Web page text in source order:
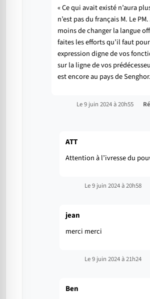
« Ce qui avait existé n’aura
n’est pas du français M. Le PM.
moins de changer la langue
faites les efforts qu’il faut
expression digne de vos
sur la ligne de vos
est encore au pays de Senghor.
Le 9 juin 2024 à 20h55
ATT
Attention à l’ivresse du
Le 9 juin 2024 à 20h58
jean
merci merci
Le 9 juin 2024 à 21h24
Ben